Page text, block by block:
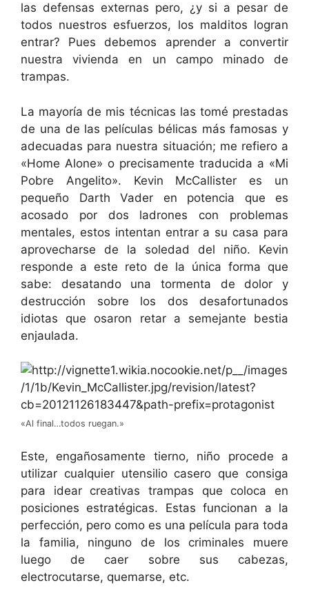
las defensas externas pero, ¿y si a pesar de
todos nuestros esfuerzos, los malditos logran
entrar? Pues debemos aprender a convertir
nuestra vivienda en un campo minado de
trampas.
La mayoría de mis técnicas las tomé prestadas
de una de las películas bélicas más famosas y
adecuadas para nuestra situación; me refiero a
«Home Alone» o precisamente traducida a «Mi
Pobre Angelito». Kevin McCallister es un
pequeño Darth Vader en potencia que es
acosado por dos ladrones con problemas
mentales, estos intentan entrar a su casa para
aprovecharse de la soledad del niño. Kevin
responde a este reto de la única forma que
sabe: desatando una tormenta de dolor y
destrucción sobre los dos desafortunados
idiotas que osaron retar a semejante bestia
enjaulada.
«Al final…todos ruegan.»
Este, engañosamente tierno, niño procede a
utilizar cualquier utensilio casero que consiga
para idear creativas trampas que coloca en
posiciones estratégicas. Estas funcionan a la
perfección, pero como es una película para toda
la familia, ninguno de los criminales muere
luego de caer sobre sus cabezas,
electrocutarse, quemarse, etc.